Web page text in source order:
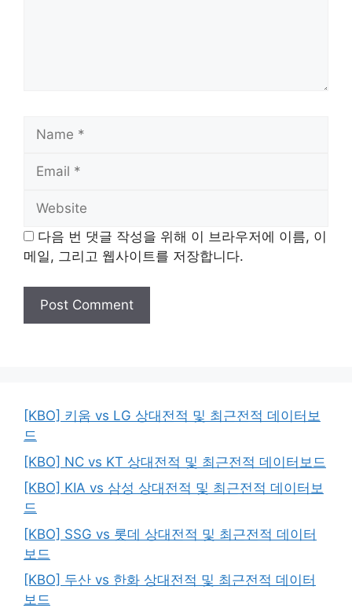
Name
Email
Website
다음 번 댓글 작성을 위해 이 브라우저에 이름, 이
메일, 그리고 웹사이트를 저장합니다.
[KBO] 키움 vs LG 상대전적 및 최근전적 데이터보
드
[KBO] NC vs KT 상대전적 및 최근전적 데이터보드
[KBO] KIA vs 삼성 상대전적 및 최근전적 데이터보
드
[KBO] SSG vs 롯데 상대전적 및 최근전적 데이터
보드
[KBO] 두산 vs 한화 상대전적 및 최근전적 데이터
보드